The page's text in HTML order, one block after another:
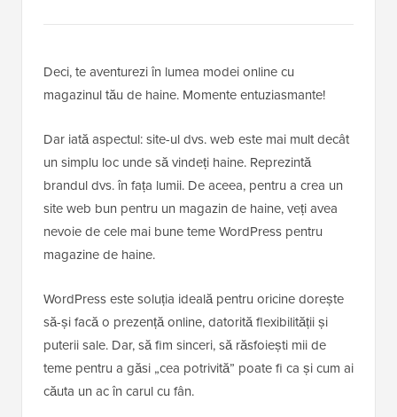
Deci, te aventurezi în lumea modei online cu
magazinul tău de haine. Momente entuziasmante!
Dar iată aspectul: site-ul dvs. web este mai mult decât
un simplu loc unde să vindeți haine. Reprezintă
brandul dvs. în fața lumii. De aceea, pentru a crea un
site web bun pentru un magazin de haine, veți avea
nevoie de cele mai bune teme WordPress pentru
magazine de haine.
WordPress este soluția ideală pentru oricine dorește
să-și facă o prezență online, datorită flexibilității și
puterii sale. Dar, să fim sinceri, să răsfoiești mii de
teme pentru a găsi „cea potrivită” poate fi ca și cum ai
căuta un ac în carul cu fân.